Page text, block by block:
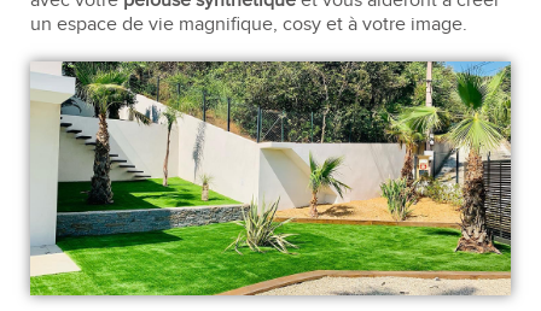
un espace de vie magnifique, cosy et à votre image.